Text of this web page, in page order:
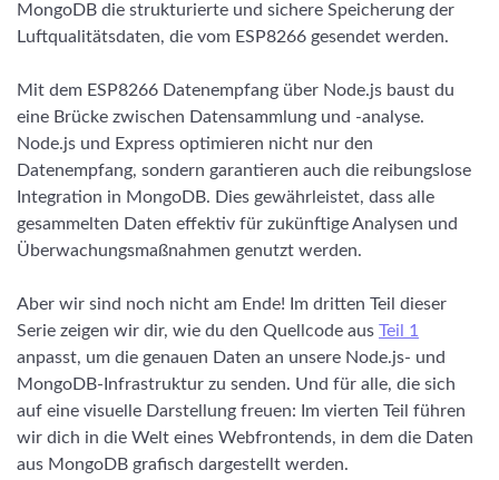
MongoDB die strukturierte und sichere Speicherung der
Luftqualitätsdaten, die vom ESP8266 gesendet werden.
Mit dem ESP8266 Datenempfang über Node.js baust du
eine Brücke zwischen Datensammlung und -analyse.
Node.js und Express optimieren nicht nur den
Datenempfang, sondern garantieren auch die reibungslose
Integration in MongoDB. Dies gewährleistet, dass alle
gesammelten Daten effektiv für zukünftige Analysen und
Überwachungsmaßnahmen genutzt werden.
Aber wir sind noch nicht am Ende! Im dritten Teil dieser
Serie zeigen wir dir, wie du den Quellcode aus Teil 1
anpasst, um die genauen Daten an unsere Node.js- und
MongoDB-Infrastruktur zu senden. Und für alle, die sich
auf eine visuelle Darstellung freuen: Im vierten Teil führen
wir dich in die Welt eines Webfrontends, in dem die Daten
aus MongoDB grafisch dargestellt werden.